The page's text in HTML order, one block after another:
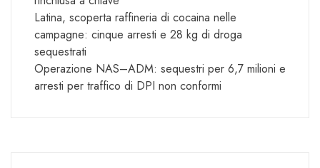
Latina, scoperta raffineria di cocaina nelle
campagne: cinque arresti e 28 kg di droga
sequestrati
Operazione NAS–ADM: sequestri per 6,7 milioni e
arresti per traffico di DPI non conformi